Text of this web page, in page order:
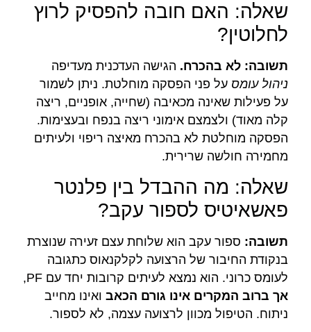
שאלה: האם חובה להפסיק לרוץ
לחלוטין?
תשובה: לא בהכרח. הגישה העדכנית מעדיפה
ניהול עומס על פני הפסקה מוחלטת. ניתן לשמור
על פעילות שאינה מכאיבה (שחייה, אופניים, ריצה
קלה מאוד) ולצמצם אימוני ריצה בנפח ובעצימות.
הפסקה מוחלטת לא בהכרח מאיצה ריפוי ולעיתים
מחמירה חולשה שרירית.
שאלה: מה ההבדל בין פלנטר
פאשאיטיס לספור עקב?
תשובה: ספור עקב הוא שלוחת עצם זעירה שנוצרת
בנקודת החיבור של הרצועה לקלקנאוס כתגובה
לעומס כרוני. הוא נמצא לעיתים קרובות יחד עם PF,
אך ברוב המקרים אינו גורם הכאב ואינו מחייב
ניתוח. הטיפול מכוון לרצועה עצמה, לא לספור.